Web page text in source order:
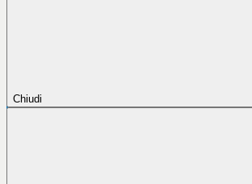
Chiudi